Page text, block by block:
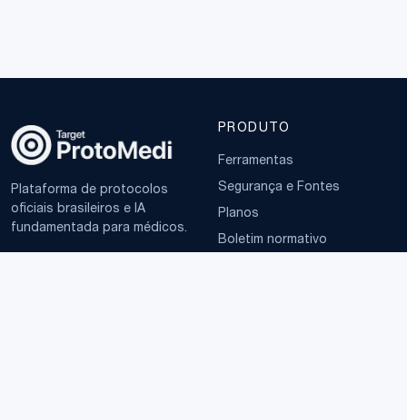
Plataforma de protocolos
oficiais brasileiros e IA
fundamentada para médicos.
PRODUTO
Ferramentas
Segurança e Fontes
Planos
Boletim normativo